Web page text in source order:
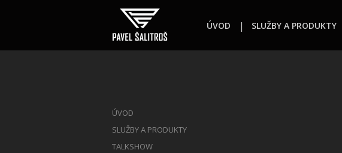
ÚVOD SLUŽBY A PRODUKTY
ÚVOD
SLUŽBY A PRODUKTY
TALKSHOW